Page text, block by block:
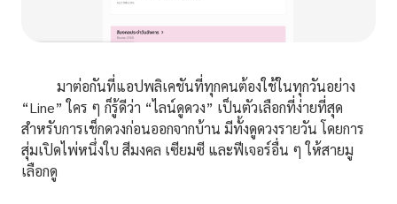
มาต่อกันที่แอปพลิเคชันที่ทุกคนต้องใช้ในทุกวันอย่าง
“Line” ใคร ๆ ก็รู้ดีว่า “ไลน์ดูดวง” เป็นตัวเลือกที่ง่ายที่สุด
สำหรับการเช็กดวงก่อนออกจากบ้าน มีทั้งดูดวงรายวัน โดยการ
สุ่มเปิดไพ่หนึ่งใบ สีมงคล เซียมซี และฟีเจอร์อื่น ๆ ให้สายมู
เลือกดู